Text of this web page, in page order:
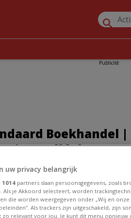
Publicité
Boekhandel
Téléphone et
» Promos Librairie et Bureau à Overijse
Stationsstraat 15
uw privacy belangrijk
1014 partners slaan persoonsgegevens, zoals
Als je Akkoord selecteert, worden
die worden weergegeven onder „Wij en
Als trackers zijn uitgeschakeld, zijn
zo relevant voor jou. Je kunt dit menu opnieuw